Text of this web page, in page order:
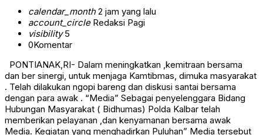
calendar_month2 jam yang lalu
account_circleRedaksi Pagi
visibility5
0Komentar
PONTIANAK,RI- Dalam meningkatkan ,kemitraan bersama
dan ber sinergi, untuk menjaga Kamtibmas, dimuka masyarakat
. Telah dilakukan ngopi bareng dan diskusi santai bersama
dengan para awak . “Media” Sebagai penyelenggara Bidang
Hubungan Masyarakat ( Bidhumas) Polda Kalbar telah
memberikan pelayanan ,dan kenyamanan bersama awak
Media. Kegiatan yang menghadirkan Puluhan” Media tersebut